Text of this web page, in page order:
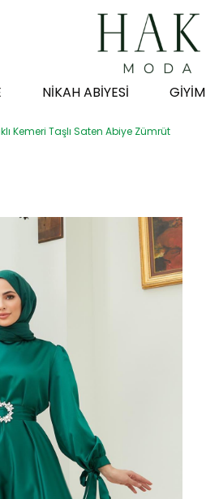
NİKAH ABİYESİ GİYİM
Kemeri Taşlı Saten Abiye Zümrüt